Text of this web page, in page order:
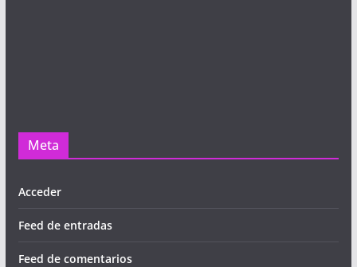
Meta
Acceder
Feed de entradas
Feed de comentarios